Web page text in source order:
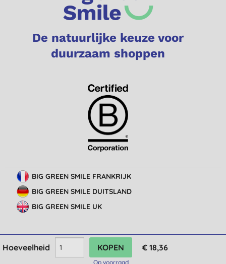
Hoeveelheid
Op voorraad
€ 18,36
De natuurlijke keuze voor
duurzaam shoppen
BIG GREEN SMILE FRANKRIJK
BIG GREEN SMILE DUITSLAND
BIG GREEN SMILE UK
© Big Green Smile Europe
Algemene voorwaarden
Bescherming van privacy
Cookie-instellingen